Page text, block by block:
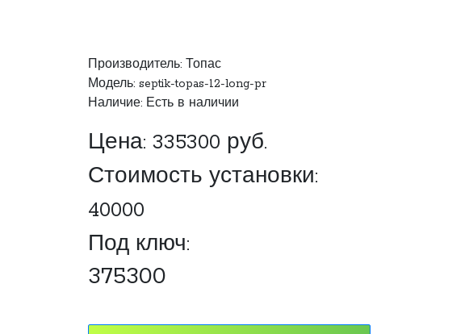
Производитель: Топас
Модель: septik-topas-12-long-pr
Наличие: Есть в наличии
Цена: 335300 руб.
Стоимость установки:
40000
Под ключ:
375300